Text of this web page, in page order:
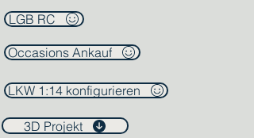
LGB RC
Occasions Ankauf
LKW 1:14 konfigurieren
3D Projekt